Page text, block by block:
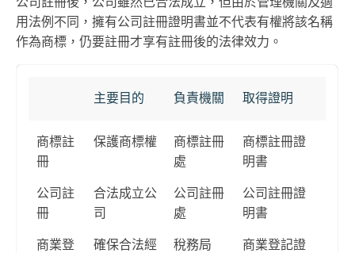
公司註冊後，公司雖然已合法成立，但由於管理機關及適
用法例不同，擁有公司註冊證明書並不代表有權將該名稱
作為商標，仍要註冊才享有註冊後的法律效力。
主要目的 負責機關 取得證明
商標註
冊
保護商標權
商標註冊
處
商標註冊證
明書
公司註
冊
合法成立公
司
公司註冊
處
公司註冊證
明書
商業登
確保合法經
稅務局 商業登記證